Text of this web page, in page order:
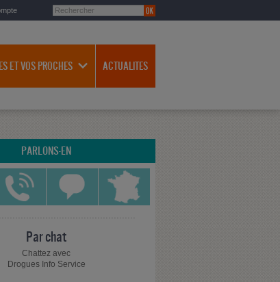
ET VOS PROCHES ACTUALITES
PARLONS-EN
Par chat
Chattez avec
Drogues Info Service